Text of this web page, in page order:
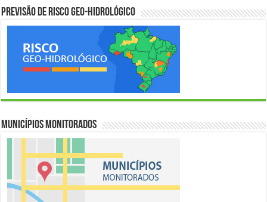
Previsão de Risco Geo-Hidrológico
Municípios Monitorados